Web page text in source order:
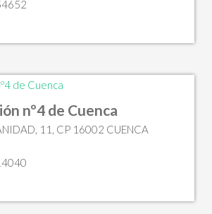
nº4 de Cuenca
11, CP 16002 CUENCA